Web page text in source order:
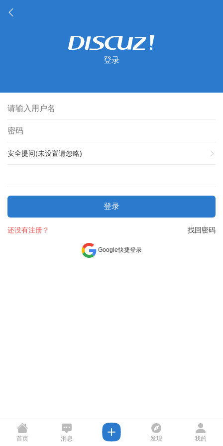
登录
安全提问(未设置请忽略)
登录
找回密码
还没有注册？
Google快捷登录
首页 消息 发现 我的